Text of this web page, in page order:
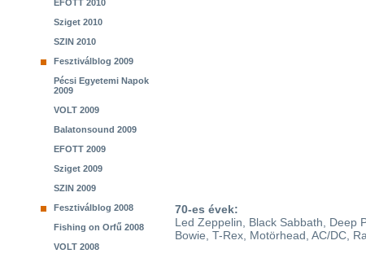
EFOTT 2010
Sziget 2010
SZIN 2010
Fesztiválblog 2009
Pécsi Egyetemi Napok
2009
VOLT 2009
Balatonsound 2009
EFOTT 2009
Sziget 2009
SZIN 2009
Fesztiválblog 2008
Fishing on Orfű 2008
VOLT 2008
70-es évek:
Led Zeppelin, Black Sabbath, Deep
Bowie, T-Rex, Motörhead, AC/DC,